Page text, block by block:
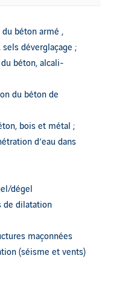
béton armé ,
déverglaçage ;
béton, alcali-
du béton de
bois et métal ;
d’eau dans
dégel
de dilatation
maçonnées
(séisme et vents)